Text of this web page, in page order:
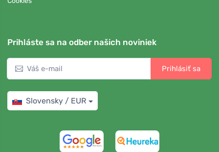
Prihláste sa na odber našich noviniek
Prihlásiť sa
Slovensky / EUR